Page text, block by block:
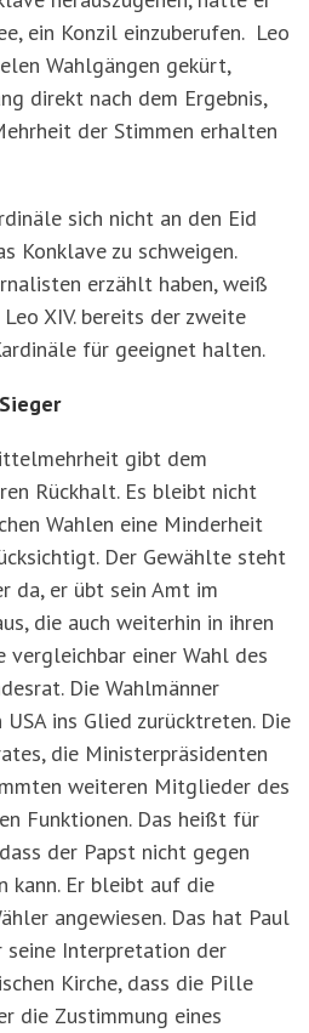
ein Konzil einzuberufen. Leo
Wahlgängen gekürt,
direkt nach dem Ergebnis,
der Stimmen erhalten
sich nicht an den Eid
Konklave zu schweigen.
erzählt haben, weiß
XIV. bereits der zweite
für geeignet halten.
gibt dem
Rückhalt. Es bleibt nicht
Wahlen eine Minderheit
Der Gewählte steht
da, er übt sein Amt im
die auch weiterhin in ihren
vergleichbar einer Wahl des
Die Wahlmänner
ins Glied zurücktreten. Die
die Ministerpräsidenten
weiteren Mitglieder des
Funktionen. Das heißt für
der Papst nicht gegen
kann. Er bleibt auf die
angewiesen. Das hat Paul
seine Interpretation der
Kirche, dass die Pille
die Zustimmung eines